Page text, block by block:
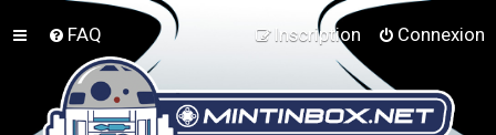
FAQ Connexion
Inscription